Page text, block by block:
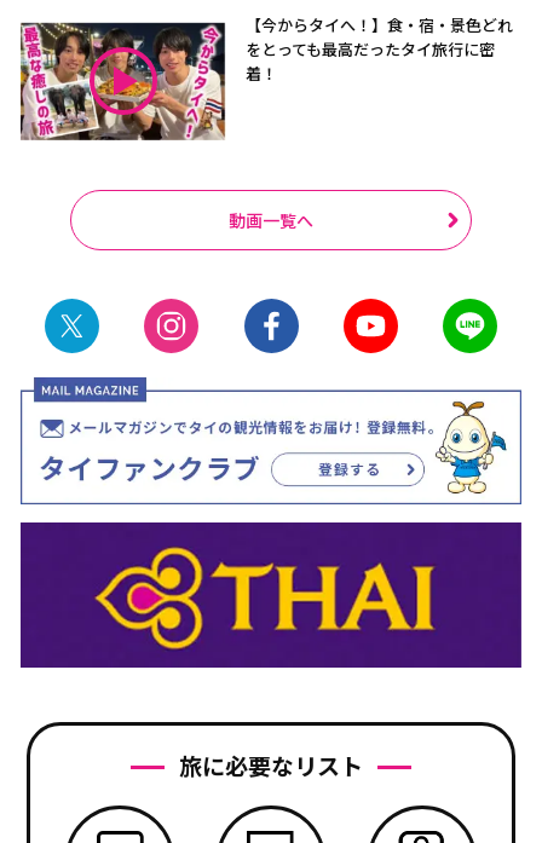
【今からタイへ！】食・宿・景色どれ
をとっても最高だったタイ旅行に密
着！
動画一覧へ
旅に必要なリスト